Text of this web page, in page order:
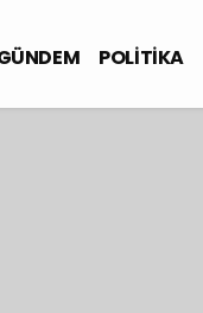
POLİTİKA